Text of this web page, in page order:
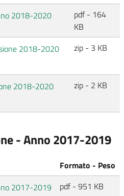
2018-2020
pdf - 164
KB
2018-2020
zip - 3 KB
2018-2020
zip - 2 KB
- Anno 2017-2019
Formato - Peso
2017-2019
pdf - 951 KB